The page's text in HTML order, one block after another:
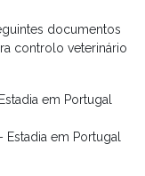
documentos
controlo veterinário
em Portugal
Estadia em Portugal